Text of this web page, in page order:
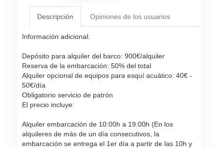
Descripción Opiniones de los usuarios
Información adicional:
Depósito para alquiler del barco: 900€/alquiler
Reserva de la embarcación: 50% del total
Alquiler opcional de equipos para esquí acuático: 40€ -
50€/día
Obligatorio servicio de patrón
El precio incluye:
Alquiler embarcación de 10:00h a 19:00h (En los
alquileres de más de un día consecutivos, la
embarcación se entrega el 1er día a partir de las 10h y